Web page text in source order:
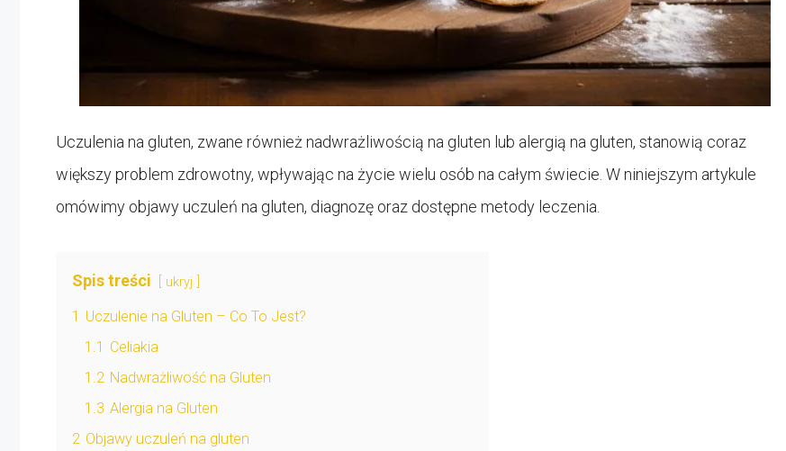
Uczulenia na gluten, zwane również nadwrażliwością na gluten lub alergią na gluten, stanowią coraz
większy problem zdrowotny, wpływając na życie wielu osób na całym świecie. W niniejszym artykule
omówimy objawy uczuleń na gluten, diagnozę oraz dostępne metody leczenia.
Spis treści ukryj
1 Uczulenie na Gluten – Co To Jest?
1.1 Celiakia
1.2 Nadwrażliwość na Gluten
1.3 Alergia na Gluten
2 Objawy uczuleń na gluten